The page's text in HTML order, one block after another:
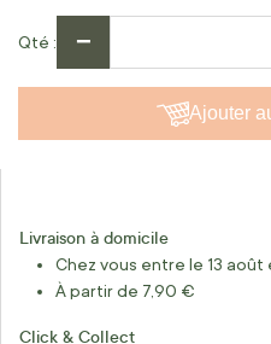
Qté −
Ajouter
Livraison à domicile
Chez vous entre le 13 août
À partir de 7,90 €
Click & Collect